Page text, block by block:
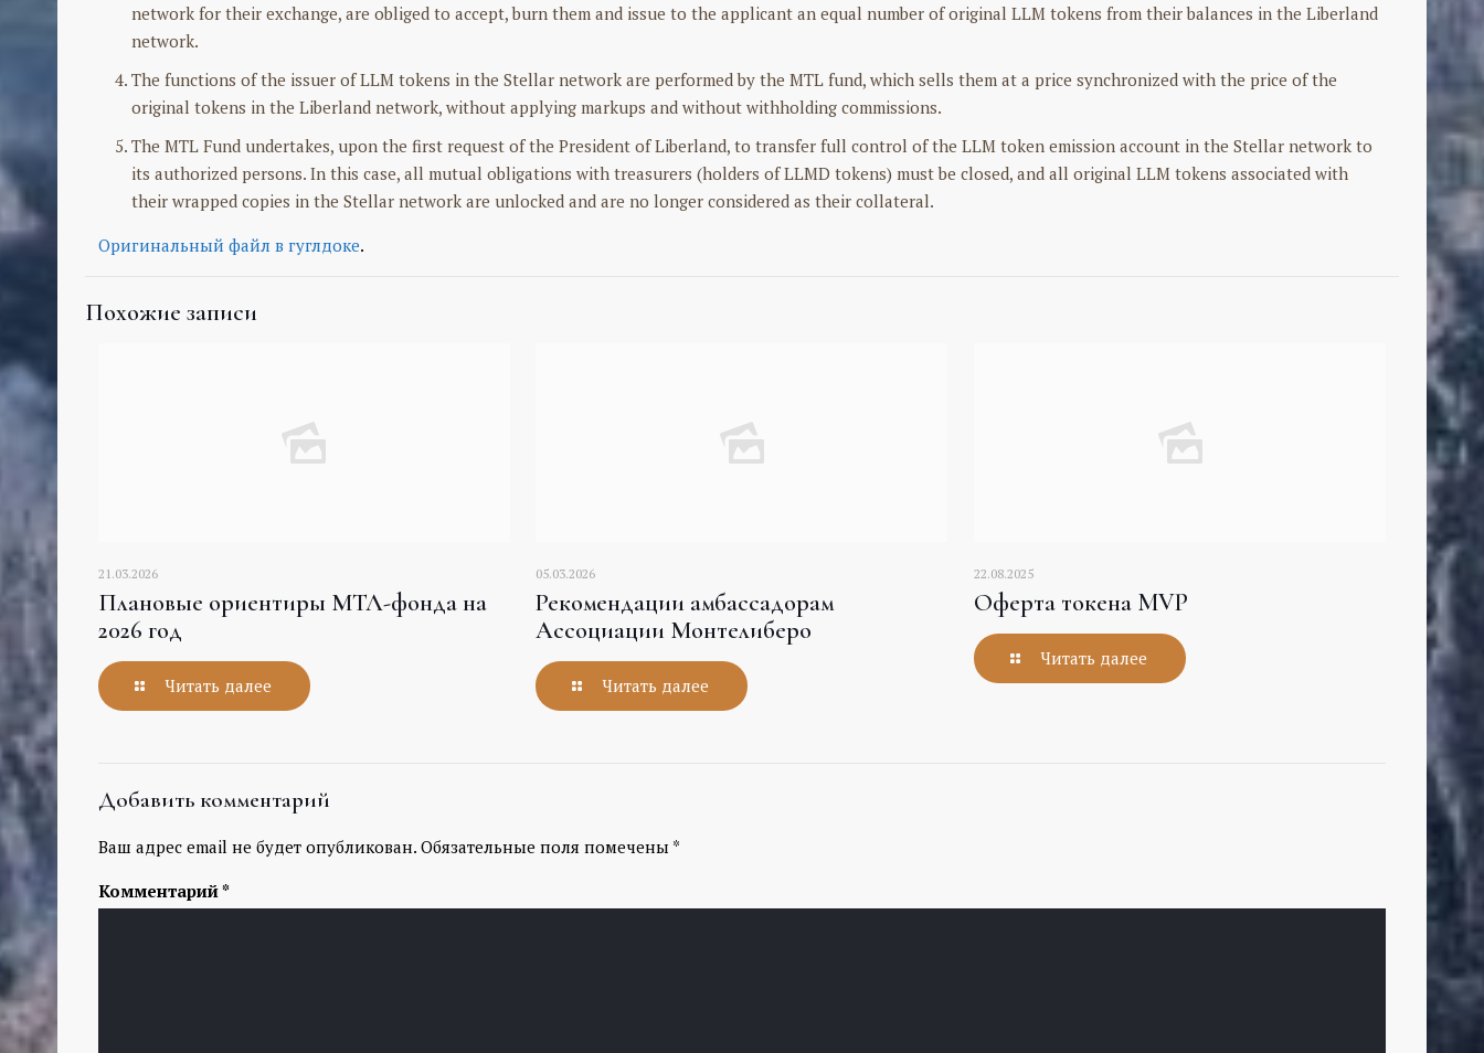
network for their exchange, are obliged to accept, burn them and issue to the applicant an equal number of original LLM tokens from their balances in the Liberland
network.
The functions of the issuer of LLM tokens in the Stellar network are performed by the MTL fund, which sells them at a price synchronized with the price of the
original tokens in the Liberland network, without applying markups and without withholding commissions.
The MTL Fund undertakes, upon the first request of the President of Liberland, to transfer full control of the LLM token emission account in the Stellar network to
its authorized persons. In this case, all mutual obligations with treasurers (holders of LLMD tokens) must be closed, and all original LLM tokens associated with
their wrapped copies in the Stellar network are unlocked and are no longer considered as their collateral.
Оригинальный файл в гуглдоке.
Похожие записи
21.03.2026
Плановые ориентиры МТЛ-фонда на
2026 год
Читать далее
05.03.2026
Рекомендации амбассадорам
Ассоциации Монтелиберо
Читать далее
22.08.2025
Оферта токена MVP
Читать далее
Добавить комментарий
Ваш адрес email не будет опубликован. Обязательные поля помечены *
Комментарий*